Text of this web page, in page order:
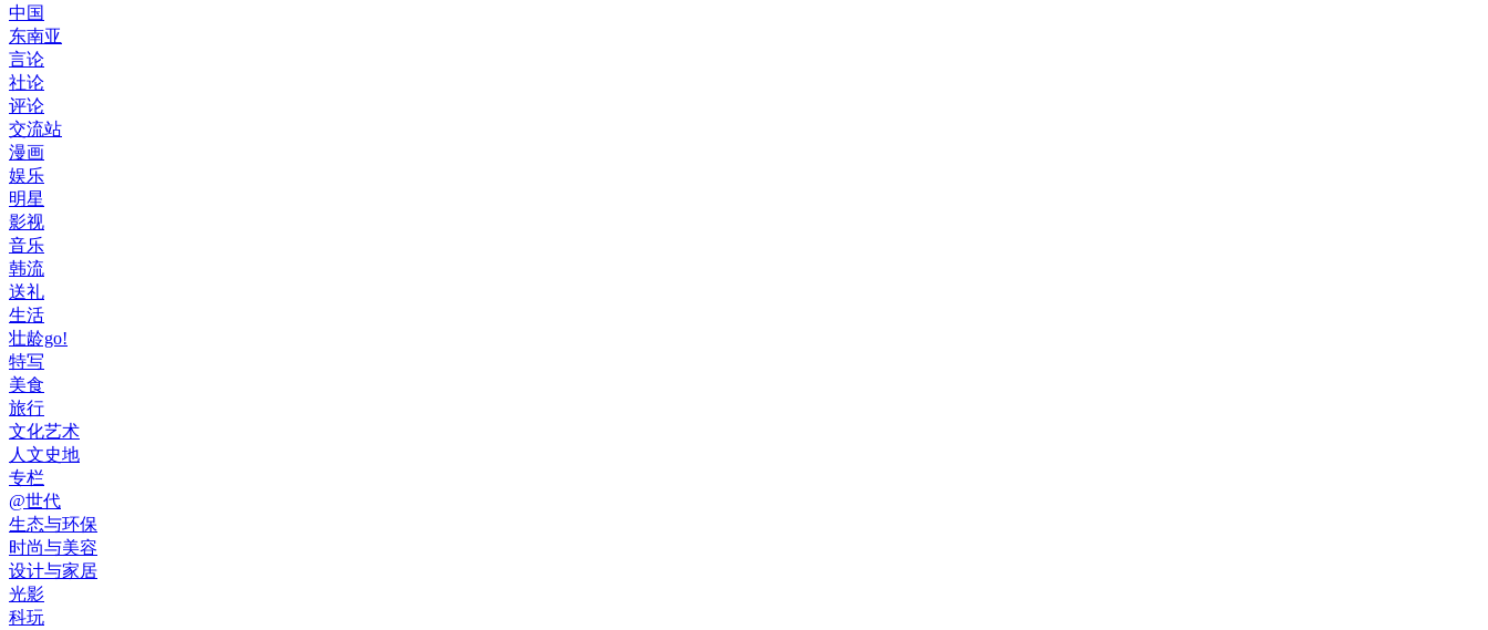
中国
东南亚
言论
社论
评论
交流站
漫画
娱乐
明星
影视
音乐
韩流
送礼
生活
壮龄go!
特写
美食
旅行
文化艺术
人文史地
专栏
@世代
生态与环保
时尚与美容
设计与家居
光影
科玩